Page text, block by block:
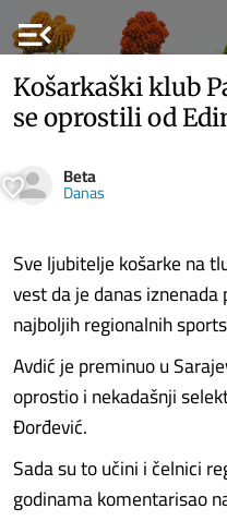
menu_open
Košarkaški klub
se oprostili od
Beta
Danas
Sve ljubitelje košarke na
vest da je danas
najboljih regionalnih
Avdić je preminuo u
oprostio i nekadašnji
Đorđević.
Sada su to učini i čelnici
godinama komentarisao